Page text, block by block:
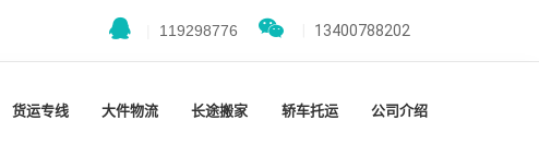
119298776 13400788202
货运专线 大件物流 长途搬家 轿车托运 公司介绍